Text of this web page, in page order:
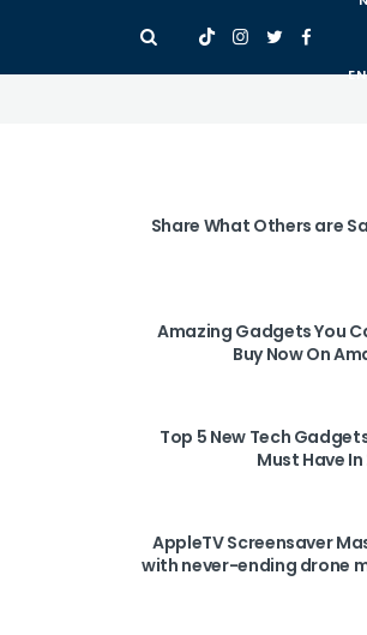
Share What Others are
10 Amazing Gadgets You
Buy Now On
Top 5 New Tech
Must Have In
AppleTV Screensaver
with never-ending drone